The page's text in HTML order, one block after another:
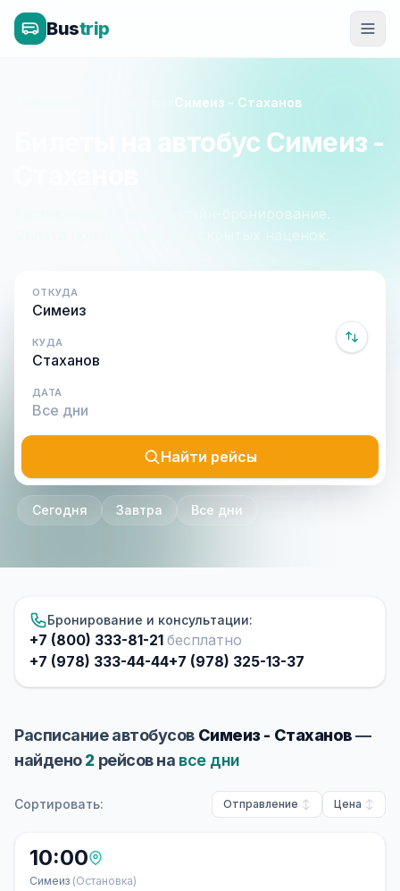
Bustrip
Симеиз - Стаханов
Билеты на автобус Симеиз -
Расписание, цены и онлайн-бронирование.
Оплата при посадке, без скрытых наценок.
ОТКУДА
КУДА
ДАТА
Найти рейсы
Сегодня Завтра Все дни
Бронирование и консультации:
+7 (800) 333-81-21 бесплатно
+7 (978) 333-44-44+7 (978) 325-13-37
Расписание автобусов Симеиз - Стаханов—
найдено2рейсов на все дни
Сортировать: Отправление Цена
10:00
Симеиз (Остановка)